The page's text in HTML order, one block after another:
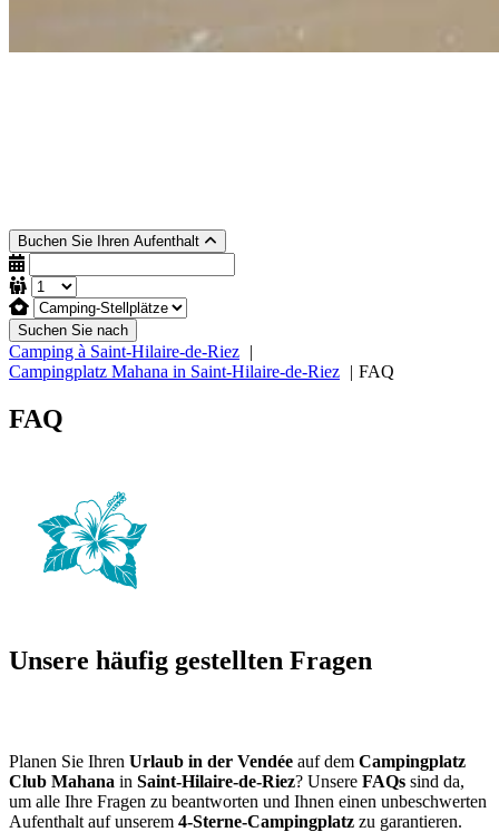
Buchen Sie Ihren Aufenthalt
Suchen Sie nach
Camping à Saint-Hilaire-de-Riez
Campingplatz Mahana in Saint-Hilaire-de-Riez
FAQ
FAQ
Unsere häufig gestellten Fragen
Planen Sie Ihren Urlaub in der Vendée auf dem Campingplatz
Club Mahana in Saint-Hilaire-de-Riez? Unsere FAQs sind da,
um alle Ihre Fragen zu beantworten und Ihnen einen unbeschwerten
Aufenthalt auf unserem 4-Sterne-Campingplatz zu garantieren.